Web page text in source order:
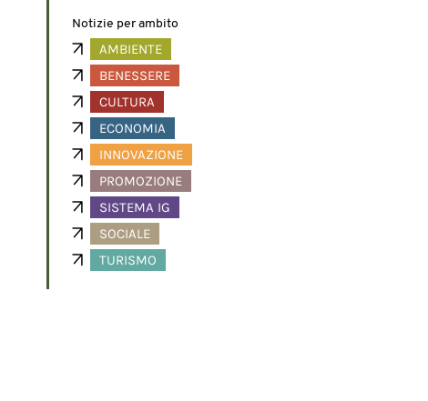
Notizie per ambito
AMBIENTE
BENESSERE
CULTURA
ECONOMIA
INNOVAZIONE
PROMOZIONE
SISTEMA IG
SOCIALE
TURISMO